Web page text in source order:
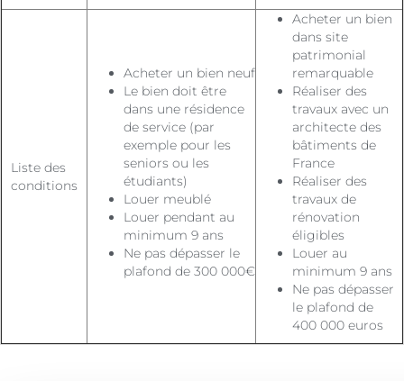
Liste des
conditions
Acheter un bien neuf
Le bien doit être
dans une résidence
de service (par
exemple pour les
seniors ou les
étudiants)
Louer meublé
Louer pendant au
minimum 9 ans
Ne pas dépasser le
plafond de 300 000€
Acheter un bien
dans site
patrimonial
remarquable
Réaliser des
travaux avec un
architecte des
bâtiments de
France
Réaliser des
travaux de
rénovation
éligibles
Louer au
minimum 9 ans
Ne pas dépasser
le plafond de
400 000 euros